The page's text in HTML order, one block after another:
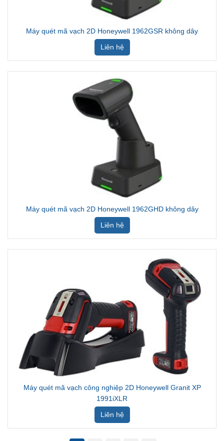
Máy quét mã vạch 2D Honeywell 1962GSR không dây
Liên hệ
Máy quét mã vạch 2D Honeywell 1962GHD không dây
Liên hệ
Máy quét mã vạch công nghiệp 2D Honeywell Granit XP
1991iXLR
Liên hệ